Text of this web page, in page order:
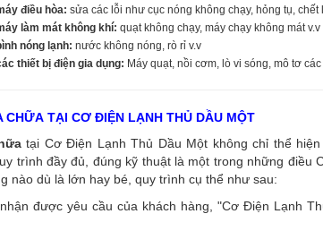
điều hòa: sửa các lỗi như cục nóng không chạy, hỏng tụ, chết
làm mát không khí: quạt không chạy, máy chạy không mát v.v
nóng lạnh: nước không nóng, rò rỉ v.v
thiết bị điện gia dụng: Máy quạt, nồi cơm, lò vi sóng, mô tơ các
CHỮA TẠI CƠ ĐIỆN LẠNH THỦ DẦU MỘT
tại Cơ Điện Lạnh Thủ Dầu Một không chỉ thể
trình đầy đủ, đúng kỹ thuật là một trong những
nào dù là lớn hay bé, quy trình cụ thể như sau:
được yêu cầu của khách hàng, "Cơ Điện Lạnh